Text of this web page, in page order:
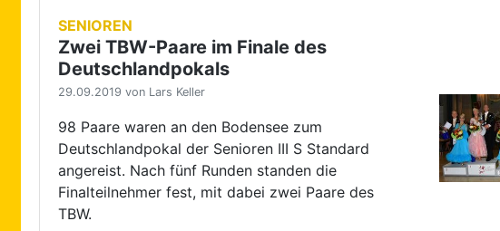
HAUPTGRUPPE
Landesmeisterschaft Hauptgruppe
28.09.2019 von Petra Dres
Geschachtelt in die Landesmeisterschaft der
Senioren I Standard fand im Bürgerhaus in
Heidelberg-Emmertsgrund die